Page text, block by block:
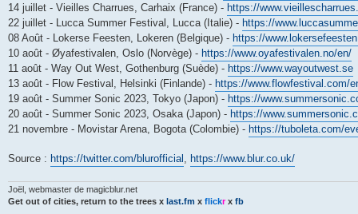
14 juillet - Vieilles Charrues, Carhaix (France) - https://
22 juillet - Lucca Summer Festival, Lucca (Italie) - https://
08 Août - Lokerse Feesten, Lokeren (Belgique) - https://
10 août - Øyafestivalen, Oslo (Norvège) - https://www.oyafestivalen.no/en/
11 août - Way Out West, Gothenburg (Suède) - https://www.wayoutwest.se
13 août - Flow Festival, Helsinki (Finlande) - https://www.flowfestival.com/
19 août - Summer Sonic 2023, Tokyo (Japon) - https://
20 août - Summer Sonic 2023, Osaka (Japon) - https://
21 novembre - Movistar Arena, Bogota (Colombie) - https://tuboleta.com/
Source : https://twitter.com/blurofficial , https://www.blur.co.uk/
Joël, webmaster de magicblur.net
Get out of cities, return to the trees x last.fm x flickrx fb